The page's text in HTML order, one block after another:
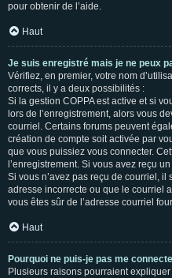
pour obtenir de l’aide.
Haut
Je suis enregistré mais je ne peux
Vérifiez, en premier, votre nom
corrects, il y a deux possibilités :
Si la gestion COPPA est active et si
lors de l’enregistrement, alors vous
courriel. Certains forums peuvent
création de compte soit activée par
que vous puissiez vous connecter.
l’enregistrement. Si vous avez reçu
Si vous n’avez pas reçu de courriel,
adresse incorrecte ou que le courriel
vous êtes sûr de l’adresse courriel
Haut
Pourquoi ne puis-je pas me
Plusieurs raisons pourraient